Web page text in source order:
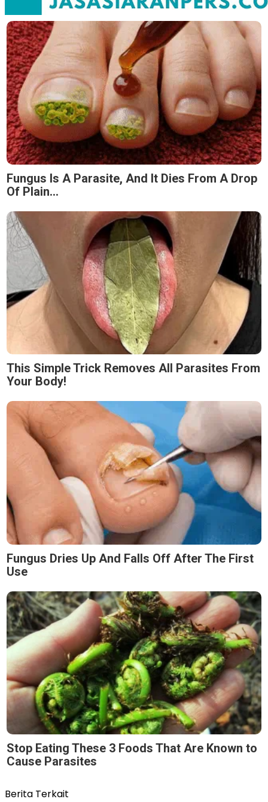
Fungus Is A Parasite, And It Dies From A Drop
Of Plain...
This Simple Trick Removes All Parasites From
Your Body!
Fungus Dries Up And Falls Off After The First
Use
Stop Eating These 3 Foods That Are Known to
Cause Parasites
Berita Terkait